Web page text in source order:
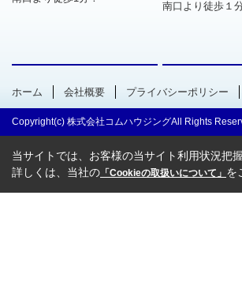
南口より徒歩１
ホーム 会社概要 プライバシーポリシー
Copyright(c) 株式会社コムハウジングAll Rights
当サイトでは、お客様の当サイト利用状況把
詳しくは、当社の 「Cookieの取扱いについて」 を